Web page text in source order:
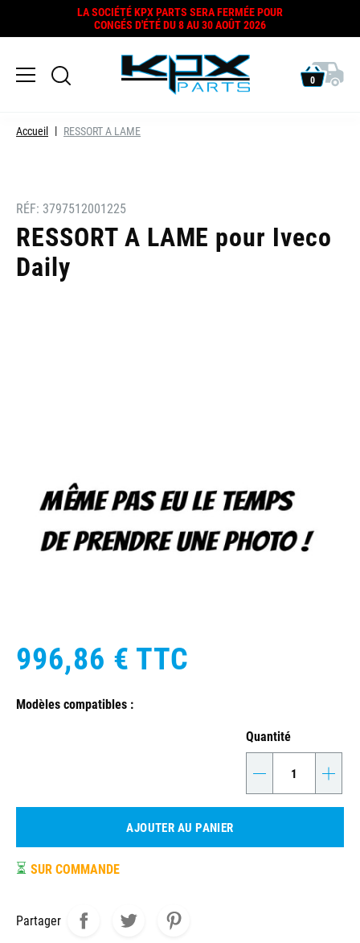
LA SOCIÉTÉ KPX PARTS SERA FERMÉE POUR
CONGÉS D'ÉTÉ DU 8 AU 30 AOÛT 2026
0
Accueil RESSORT A LAME
RÉF: 3797512001225
RESSORT A LAME pour Iveco
Daily
996,86 € TTC
Modèles compatibles :
Quantité
- +
AJOUTER AU PANIER
⏳ SUR COMMANDE
Partager